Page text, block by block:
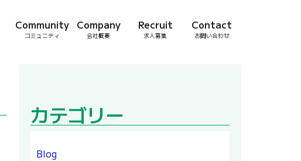
Community
コミュニティ
Company
会社概要
Recruit
求人募集
Contact
お問い合わせ
カテゴリー
Blog